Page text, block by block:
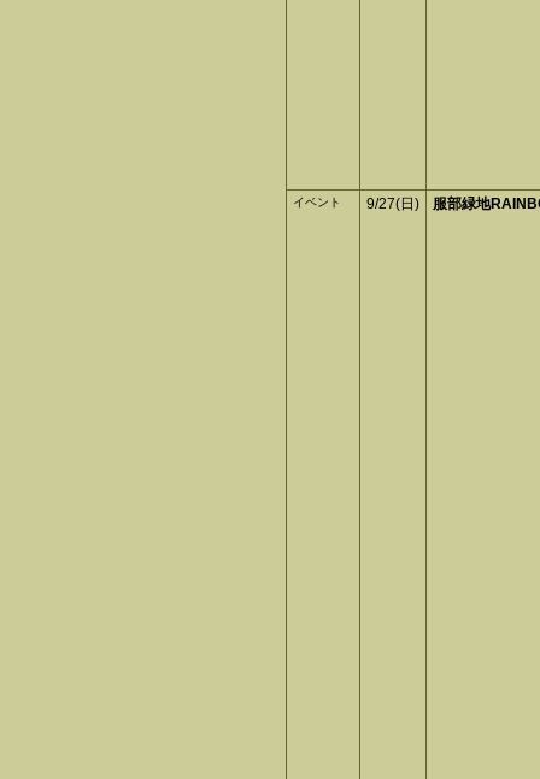
イベント 9/27(日) 服部緑地